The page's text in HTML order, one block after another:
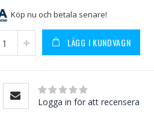
Köp nu och betala senare!
LÄGG I KUNDVAGN
Rating:
0% of100
Logga in för att recensera